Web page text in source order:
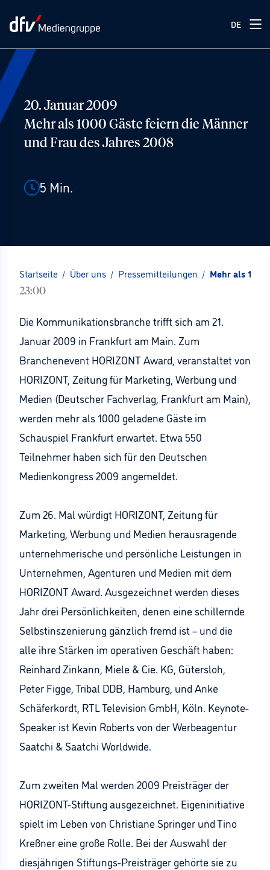
DE
20. Januar 2009
Mehr als 1000 Gäste feiern die Männer
und Frau des Jahres 2008
5 Min.
Startseite / Über uns / Pressemitteilungen / Mehr als
23:00
Die Kommunikationsbranche trifft sich am 21.
Januar 2009 in Frankfurt am Main. Zum
Branchenevent HORIZONT Award, veranstaltet von
HORIZONT, Zeitung für Marketing, Werbung und
Medien (Deutscher Fachverlag, Frankfurt am Main),
werden mehr als 1000 geladene Gäste im
Schauspiel Frankfurt erwartet. Etwa 550
Teilnehmer haben sich für den Deutschen
Medienkongress 2009 angemeldet.
Zum 26. Mal würdigt HORIZONT, Zeitung für
Marketing, Werbung und Medien herausragende
unternehmerische und persönliche Leistungen in
Unternehmen, Agenturen und Medien mit dem
HORIZONT Award. Ausgezeichnet werden dieses
Jahr drei Persönlichkeiten, denen eine schillernde
Selbstinszenierung gänzlich fremd ist – und die
alle ihre Stärken im operativen Geschäft haben:
Reinhard Zinkann, Miele & Cie. KG, Gütersloh,
Peter Figge, Tribal DDB, Hamburg, und Anke
Schäferkordt, RTL Television GmbH, Köln. Keynote-
Speaker ist Kevin Roberts von der Werbeagentur
Saatchi & Saatchi Worldwide.
Zum zweiten Mal werden 2009 Preisträger der
HORIZONT-Stiftung ausgezeichnet. Eigeninitiative
spielt im Leben von Christiane Springer und Tino
Kreßner eine große Rolle. Bei der Auswahl der
diesjährigen Stiftungs-Preisträger gehörte sie zu